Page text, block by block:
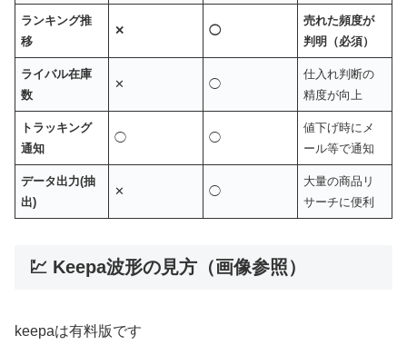
ランキング推
移
✕ ◯
売れた頻度が
判明（必須）
ライバル在庫
数
✕ ◯
仕入れ判断の
精度が向上
トラッキング
通知
◯ ◯
値下げ時にメ
ール等で通知
データ出力(抽
出)
✕ ◯
大量の商品リ
サーチに便利
💹 Keepa波形の見方（画像参照）
keepaは有料版です